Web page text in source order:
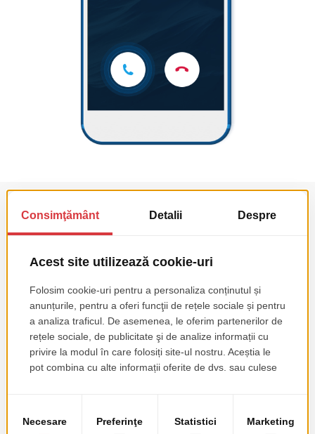
Notificari
Aplicatia mobila trimite in timp real notificari push
proprietarului restaurantului, sefului de sala si
angajatilor, pentru fiecare comanda si rezervare.
Asta ii ajuta sa se sincronizeze, sa proceseze mai
rapid cererile clientilor si sa demareze mai rapid
procesul de preparare, ceea ce duce la o servire mai
Pe ecranul cu setari, utilizatorii au posibilitatea de a